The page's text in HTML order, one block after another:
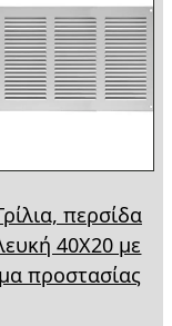
περσίδα
40Χ20 με
προστασίας